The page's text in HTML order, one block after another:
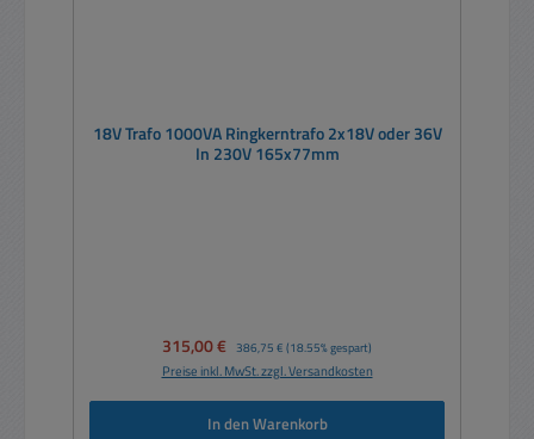
18V Trafo 1000VA Ringkerntrafo 2x18V oder 36V
In 230V 165x77mm
Verkaufspreis:
315,00 € Regulärer Preis:
386,75 € (18.55% gespart)
Preise inkl. MwSt. zzgl. Versandkosten
In den Warenkorb